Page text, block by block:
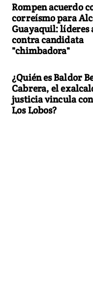
Rompen acuerdo
correísmo para
Guayaquil: líderes
contra candidata
"chimbadora"
¿Quién es Baldor
Cabrera, el
justicia vincula
Los Lobos?